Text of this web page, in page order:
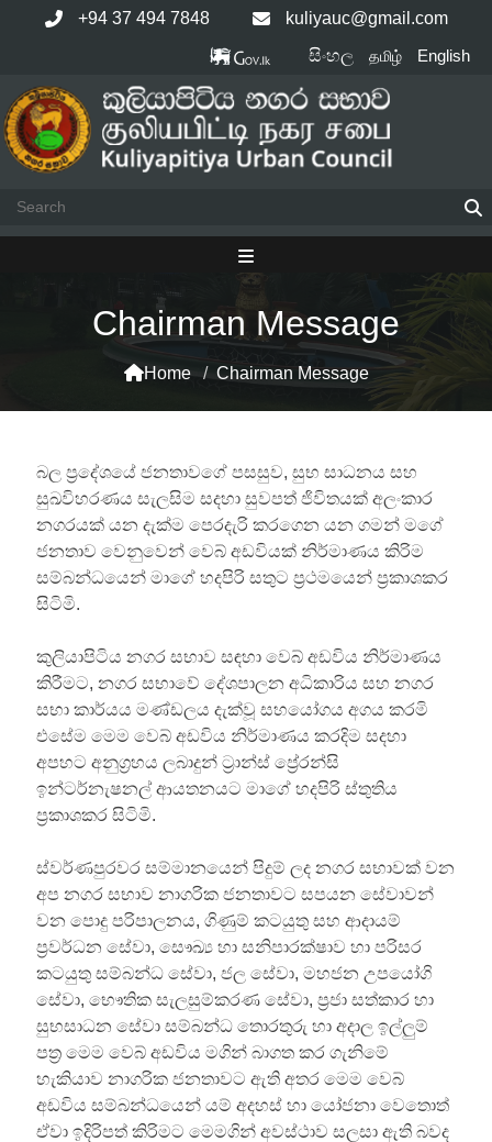
+94 37 494 7848 kuliyauc@gmail.com
සිංහල தமிழ் English
Chairman Message
Home / Chairman Message
බල ප්‍රදේශයේ ජනතාවගේ පසසුව, සුභ සාධනය සහ
සුඛවිහරණය සැලසිම සදහා සුවපත් ජිවිතයක් අලංකාර
නගරයක් යන දැක්ම පෙරදැරි කරගෙන යන ගමන් මගේ
ජනතාව වෙනුවෙන් වෙබ් අඩවියක් නිර්මාණය කිරිම
සම්බන්ධයෙන් මාගේ හදපිරි සතුට ප්‍රථමයෙන් ප්‍රකාශකර
සිටිමි.
කුලියාපිටිය නගර සභාව සඳහා වෙබ් අඩවිය නිර්මාණය
කිරීමට, නගර සභාවේ දේශපාලන අධිකාරිය සහ නගර
සභා කාර්යය මණ්ඩලය දැක්වූ සහයෝගය අගය කරමි
එසේම මෙම වෙබ් අඩවිය නිර්මාණය කරදිම සදහා
අපහට අනුග්‍රහය ලබාදුන් ට්‍රාන්ස් ප්‍රේරන්සි
ඉන්ටර්නැෂනල් ආයතනයට මාගේ හදපිරි ස්තුතිය
ප්‍රකාශකර සිටිමි.
ස්වර්ණපුරවර සම්මානයෙන් පිදුම් ලද නගර සභාවක් වන
අප නගර සභාව නාගරික ජනතාවට සපයන සේවාවන්
වන පොදු පරිපාලනය, ගිණුම් කටයුතු සහ ආදායම්
ප්‍රවර්ධන සේවා, සෞඛ්‍ය හා සනිපාරක්ෂාව හා පරිසර
කටයුතු සම්බන්ධ සේවා, ජල සේවා, මහජන උපයෝගි
සේවා, භෞතික සැලසුම්කරණ සේවා, ප්‍රජා සත්කාර හා
සුභසාධන සේවා සම්බන්ධ තොරතුරු හා අදාල ඉල්ලුම්
පත්‍ර මෙම වෙබ් අඩවිය මගින් බාගත කර ගැනිමේ
හැකියාව නාගරික ජනතාවට ඇති අතර මෙම වෙබ්
අඩවිය සම්බන්ධයෙන් යම් අදහස් හා යෝජනා වෙතොත්
ඒවා ඉදිරිපත් කිරිමට මෙමගින් අවස්ථාව සලසා ඇති බවද